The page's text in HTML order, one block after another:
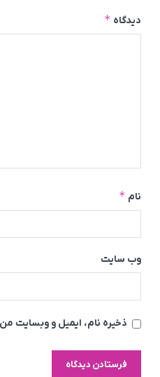
دیدگاه *
نام *
وب‌ سایت
ذخیره نام، ایمیل و وبسایت